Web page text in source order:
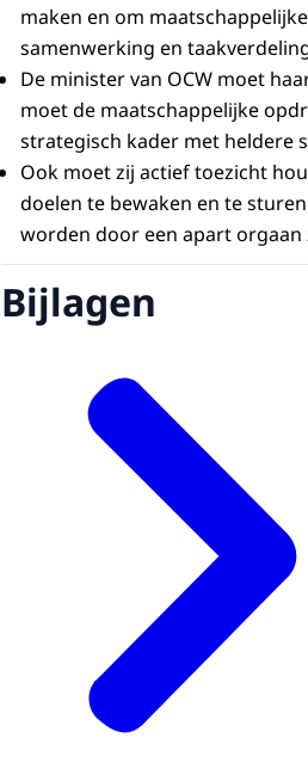
maken en om
samenwerking en
De minister van OCW moet
moet de maatschappelijke
strategisch kader met heldere
Ook moet zij actief toezicht
doelen te bewaken en te
worden door een apart
Bijlagen